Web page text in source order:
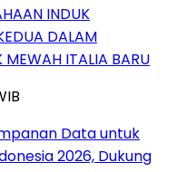
INDUK
DALAM
MEWAH ITALIA BARU
Data untuk
2026, Dukung